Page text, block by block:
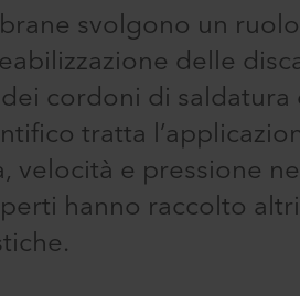
svolgono un
delle
cordoni di
tratta
velocità e pressione
hanno raccolto